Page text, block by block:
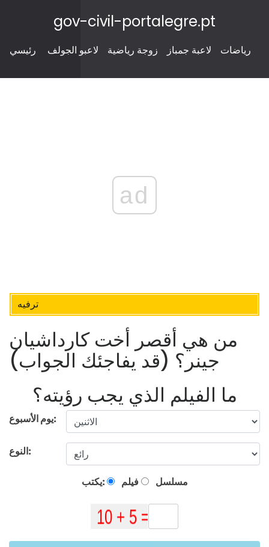
gov-civil-portalegre.pt
رئيسي لاعبو الجولف زوجة رياضية لاعبة جمباز رياضات
ad
ترفيه
من هي أقصر أخت كارداشيان
جينر؟ (قد يفاجئك الجواب)
ما الفيلم الذي يجب رؤيته؟
يوم الأسبوع:
النوع:
يكتب: فيلم مسلسل